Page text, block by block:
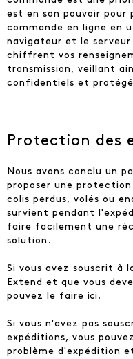
est en son pouvoir pour
commande en ligne en
navigateur et le
chiffrent vos
transmission, veillant
confidentiels et
Protection des
Nous avons conclu un
proposer une
colis perdus, volés ou
survient pendant
faire facilement une
solution.
Si vous avez souscrit à
Extend et que vous
pouvez le faire ici .
Si vous n'avez pas
expéditions, vous
problème d'expédition